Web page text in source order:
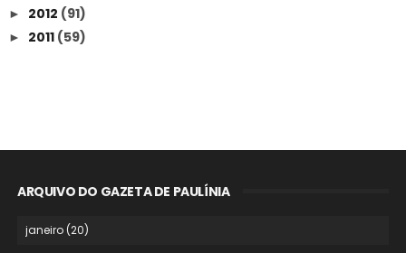
► 2012 (91)
► 2011 (59)
ARQUIVO DO GAZETA DE PAULÍNIA